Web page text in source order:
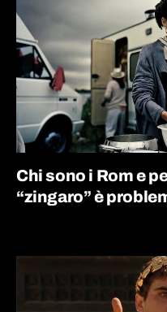
Chi sono i Rom e
“zingaro” è